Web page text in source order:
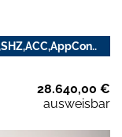
28.640,00 €
ausweisbar